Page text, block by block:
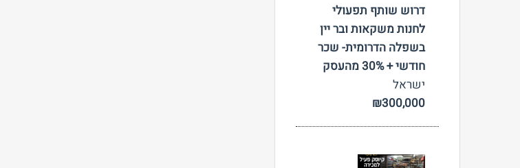
דרוש שותף תפעולי
לחנות משקאות ובר יין
בשפלה הדרומית- שכר
חודשי + 30% מהעסק
ישראל
₪300,000